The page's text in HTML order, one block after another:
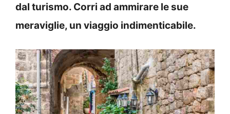
dal turismo. Corri ad ammirare le sue
meraviglie, un viaggio indimenticabile.